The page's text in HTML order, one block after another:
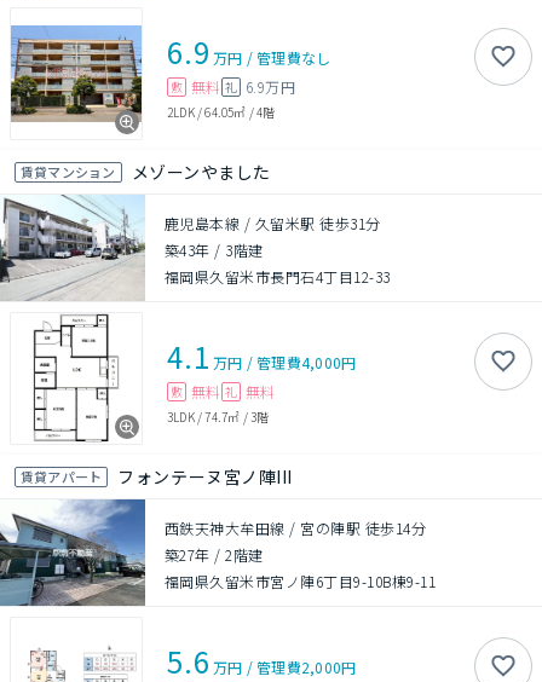
6.9 万円 /管理費なし
敷 無料 礼 6.9万円
2LDK/64.05㎡ /4階
賃貸マンション メゾーンやました
鹿児島本線 / 久留米駅 徒歩31分
築43年 / 3階建
福岡県久留米市長門石4丁目12-33
4.1 万円 /管理費4,000円
敷 無料 礼 無料
3LDK/74.7㎡ /3階
賃貸アパート フォンテーヌ宮ノ陣III
西鉄天神大牟田線 / 宮の陣駅 徒歩14分
築27年 /2階建
福岡県久留米市宮ノ陣6丁目9-10B棟9-11
5.6 万円 /管理費2,000円